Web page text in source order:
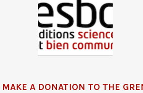
MAKE A DONATION TO THE